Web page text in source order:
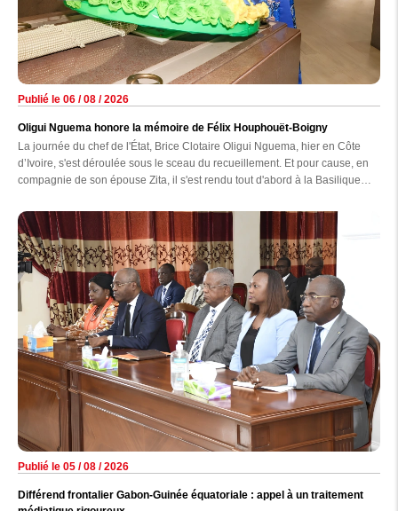
Publié le 06 / 08 / 2026
Oligui Nguema honore la mémoire de Félix Houphouët-Boigny
La journée du chef de l'État, Brice Clotaire Oligui Nguema, hier en Côte
d’Ivoire, s'est déroulée sous le sceau du recueillement. Et pour cause, en
compagnie de son épouse Zita, il s'est rendu tout d'abord à la Basilique
tombe du premier président ivoirien, Félix Houphouët-Boigny.
Publié le 05 / 08 / 2026
Différend frontalier Gabon-Guinée équatoriale : appel à un traitement